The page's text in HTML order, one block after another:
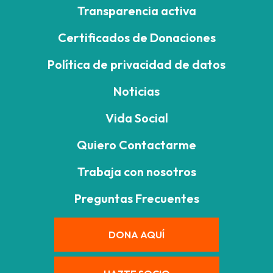
Transparencia activa
Certificados de Donaciones
Política de privacidad de datos
Noticias
Vida Social
Quiero Contactarme
Trabaja con nosotros
Preguntas Frecuentes
DONA AQUÍ